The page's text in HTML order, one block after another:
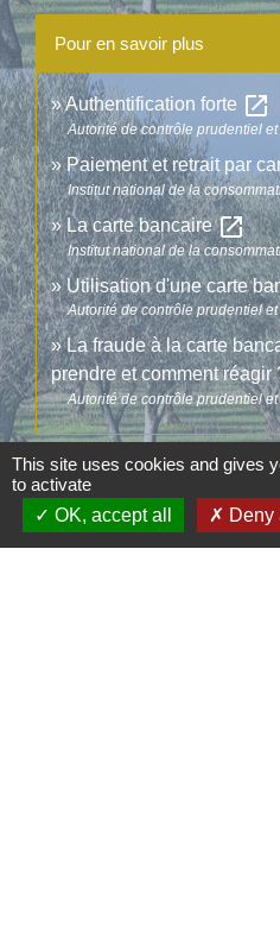
Pour en savoir plus
Authentification forte open_in_new
Autorité de contrôle prudentiel
Paiement et retrait par
Institut national de la
La carte bancaireopen_in_new
Institut national de la
Utilisation d'une carte
Autorité de contrôle prudentiel
La fraude à la carte
prendre et comment réagir
Autorité de contrôle prudentiel
Signaler
This site uses cookies and gives
to activate
OK, accept all
Deny